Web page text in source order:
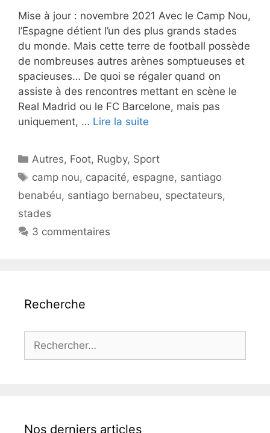
Mise à jour : novembre 2021 Avec le Camp Nou,
l’Espagne détient l’un des plus grands stades
du monde. Mais cette terre de football possède
de nombreuses autres arènes somptueuses et
spacieuses… De quoi se régaler quand on
assiste à des rencontres mettant en scène le
Real Madrid ou le FC Barcelone, mais pas
uniquement, … Lire la suite
Catégories
Autres, Foot, Rugby, Sport
Étiquettes
camp nou, capacité, espagne, santiago
benabéu, santiago bernabeu, spectateurs,
stades
3 commentaires
Recherche
Rechercher :
Nos derniers articles